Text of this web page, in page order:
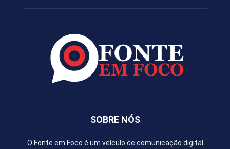
SOBRE NÓS
O Fonte em Foco é um veículo de comunicação digital